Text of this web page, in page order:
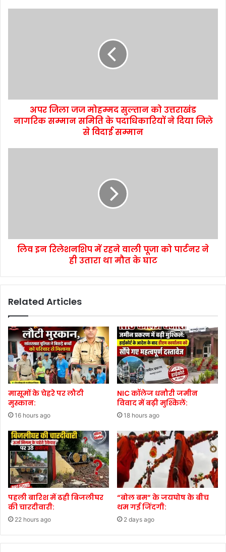
अपर जिला जज मोहम्मद सुल्तान को उत्तराखंड
नागरिक सम्मान समिति के पदाधिकारियों ने दिया जिले
से विदाई सम्मान
लिव इन रिलेशनशिप में रहने वाली पूजा को पार्टनर ने
ही उतारा था मौत के घाट
Related Articles
मासूमों के चेहरे पर लौटी
मुस्कान:
16 hours ago
NIC कॉलेज धनौरी जमीन
विवाद में बढ़ी मुश्किलें:
18 hours ago
पहली बारिश में ढही बिजलीघर
की चारदीवारी:
22 hours ago
“बोल बम” के जयघोष के बीच
थम गई जिंदगी:
2 days ago